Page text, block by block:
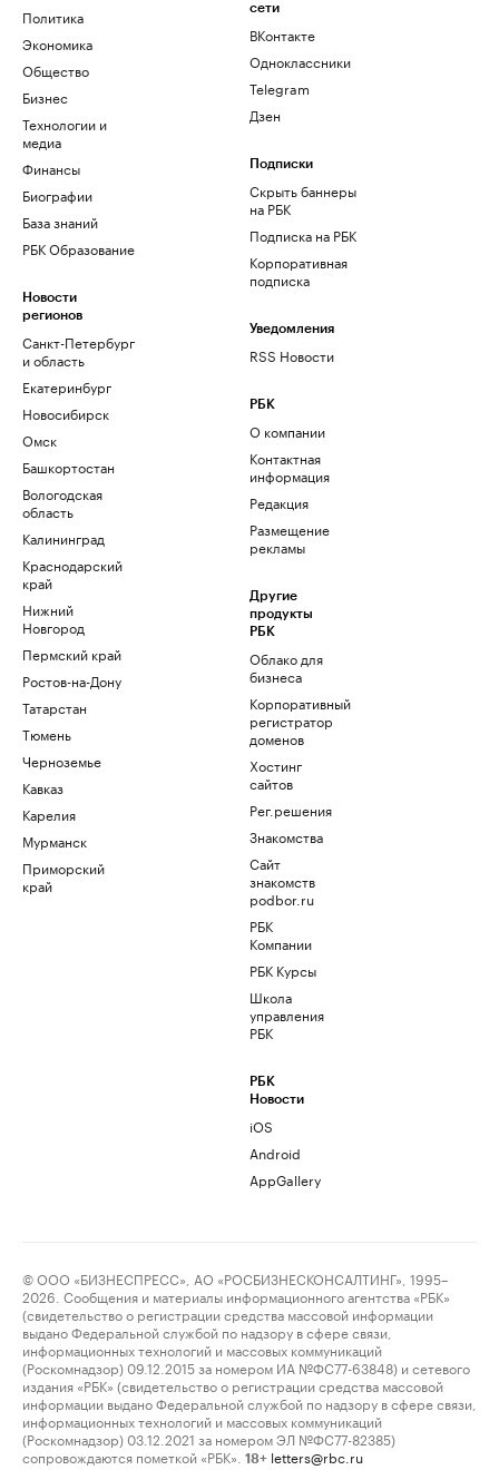
Политика
Экономика
Общество
Бизнес
Технологии и
медиа
Финансы
Биографии
База знаний
РБК Образование
Новости
регионов
Санкт-Петербург
и область
Екатеринбург
Новосибирск
Омск
Башкортостан
Вологодская
область
Калининград
Краснодарский
край
Нижний
Новгород
Пермский край
Ростов-на-Дону
Татарстан
Тюмень
Черноземье
Кавказ
Карелия
Мурманск
Приморский
край
сети
ВКонтакте
Одноклассники
Telegram
Дзен
Подписки
Скрыть баннеры
на РБК
Подписка на РБК
Корпоративная
подписка
Уведомления
RSS Новости
РБК
О компании
Контактная
информация
Редакция
Размещение
рекламы
Другие
продукты
РБК
Облако для
бизнеса
Корпоративный
регистратор
доменов
Хостинг
сайтов
Рег.решения
Знакомства
Сайт
знакомств
podbor.ru
РБК
Компании
РБК Курсы
Школа
управления
РБК
РБК
Новости
iOS
Android
AppGallery
© ООО «БИЗНЕСПРЕСС», АО «РОСБИЗНЕСКОНСАЛТИНГ», 1995–
2026. Сообщения и материалы информационного агентства «РБК»
(свидетельство о регистрации средства массовой информации
выдано Федеральной службой по надзору в сфере связи,
информационных технологий и массовых коммуникаций
(Роскомнадзор) 09.12.2015 за номером ИА №ФС77-63848) и сетевого
издания «РБК» (свидетельство о регистрации средства массовой
информации выдано Федеральной службой по надзору в сфере связи,
информационных технологий и массовых коммуникаций
(Роскомнадзор) 03.12.2021 за номером ЭЛ №ФС77-82385)
сопровождаются пометкой «РБК».
18+ letters@rbc.ru